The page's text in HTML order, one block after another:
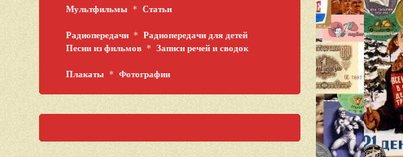
Мультфильмы * Статьи
Радиопередачи * Радиопередачи для детей
Песни из фильмов * Записи речей и сводок
Плакаты * Фотографии